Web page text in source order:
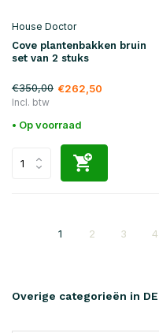
House Doctor
Cove plantenbakken bruin
set van 2 stuks
€350,00 €262,50
Incl. btw
• Op voorraad
1 2 3 4
Overige categorieën in